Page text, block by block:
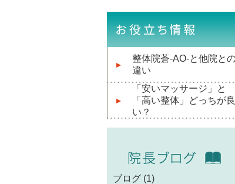
整体院蒼-AO-と他院と
違い
「安いマッサージ」と
「高い整体」どっちが良
い？
ブログ (1)